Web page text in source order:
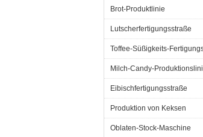
Brot-Produktlinie
Lutscherfertigungsstraße
Toffee-Süßigkeits-
Milch-Candy-
Eibischfertigungsstraße
Produktion von Keksen
Oblaten-Stock-Maschine